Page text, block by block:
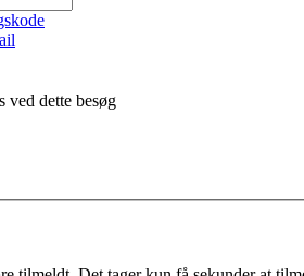
ved dette besøg